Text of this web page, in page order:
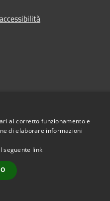
Comune di Ponteranica •
al corretto funzionamento e
di elaborare informazioni
seguente link